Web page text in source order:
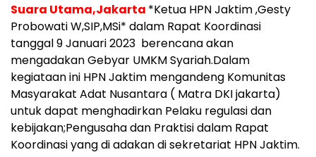
Suara Utama,Jakarta *Ketua HPN Jaktim ,Gesty
Probowati W,SIP,MSi* dalam Rapat Koordinasi
tanggal 9 Januari 2023 berencana akan
mengadakan Gebyar UMKM Syariah.Dalam
kegiataan ini HPN Jaktim mengandeng Komunitas
Masyarakat Adat Nusantara ( Matra DKI jakarta)
untuk dapat menghadirkan Pelaku regulasi dan
kebijakan;Pengusaha dan Praktisi dalam Rapat
Koordinasi yang di adakan di sekretariat HPN Jaktim.